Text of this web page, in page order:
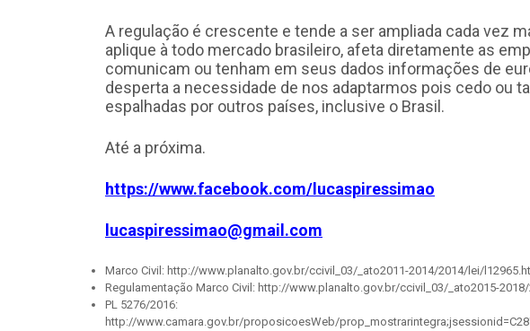
A regulação é crescente e tende a ser ampliada cada vez
aplique à todo mercado brasileiro, afeta diretamente as
comunicam ou tenham em seus dados informações de
desperta a necessidade de nos adaptarmos pois cedo ou
espalhadas por outros países, inclusive o Brasil.
Até a próxima.
https://www.facebook.com/lucaspiressimao
lucaspiressimao@gmail.com
Marco Civil: http://www.planalto.gov.br/ccivil_03/_ato2011-2014/2014/lei/
Regulamentação Marco Civil: http://www.planalto.gov.br/ccivil_03/_ato2015-
PL 5276/2016:
http://www.camara.gov.br/proposicoesWeb/